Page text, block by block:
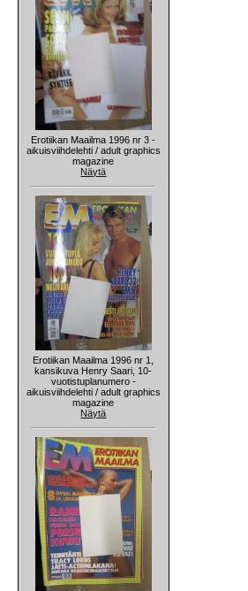
Erotiikan Maailma 1996 nr 3 -
aikuisviihdelehti / adult graphics
magazine
Näytä
Erotiikan Maailma 1996 nr 1,
kansikuva Henry Saari, 10-
vuotistuplanumero -
aikuisviihdelehti / adult graphics
magazine
Näytä